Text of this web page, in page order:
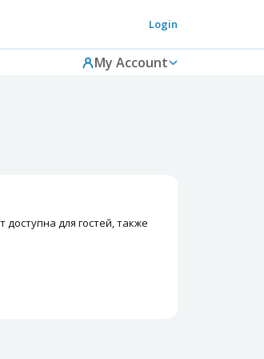
Login
My Account
для гостей, также